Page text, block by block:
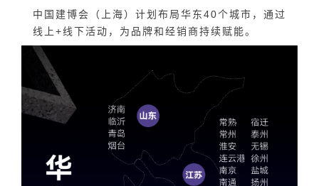
中国建博会（上海）计划布局华东40个城市，通过
线上+线下活动，为品牌和经销商持续赋能。